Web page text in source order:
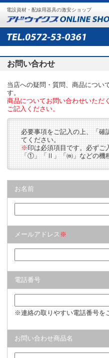
電設資材・配線用器具の激安ショップ
お問い合わせ
当店への疑問・質問、商品につい
す。
商品についてお問い合わせいただ
ご記入ください。
必要事項をご記入の上、「確
てください。
※ 印は必須項目です。必ずご
「①」「Ⅱ」「㈱」などの機
お名前
メールアドレス ※
電話番号
※連絡の取りやすい電話番号を
お問い合わせ商品名